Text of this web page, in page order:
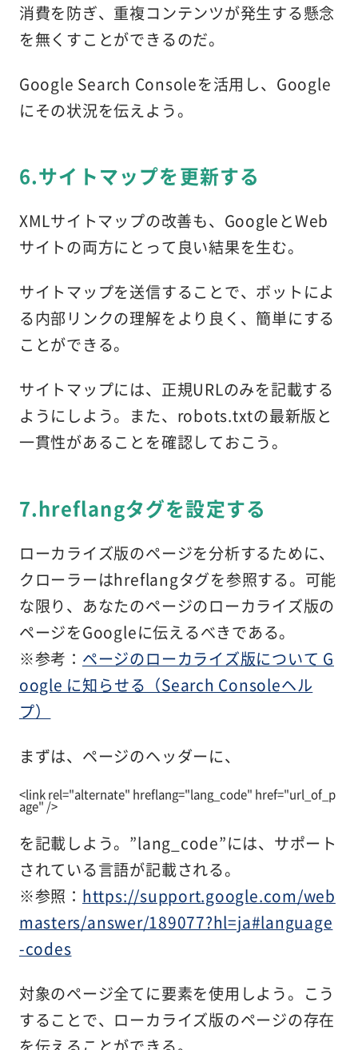
消費を防ぎ、重複コンテンツが発生する懸念
を無くすことができるのだ。
Google Search Consoleを活用し、Google
にその状況を伝えよう。
6.サイトマップを更新する
XMLサイトマップの改善も、GoogleとWeb
サイトの両方にとって良い結果を生む。
サイトマップを送信することで、ボットによ
る内部リンクの理解をより良く、簡単にする
ことができる。
サイトマップには、正規URLのみを記載する
ようにしよう。また、robots.txtの最新版と
一貫性があることを確認しておこう。
7.hreflangタグを設定する
ローカライズ版のページを分析するために、
クローラーはhreflangタグを参照する。可能
な限り、あなたのページのローカライズ版の
ページをGoogleに伝えるべきである。
※参考： ページのローカライズ版について G
oogle に知らせる（Search Consoleヘル
プ）
まずは、ページのヘッダーに、
<link rel="alternate" hreflang="lang_code" href="url_of_p
age" />
を記載しよう。”lang_code”には、サポート
されている言語が記載される。
※参照： https://support.google.com/web
masters/answer/189077?hl=ja#language
-codes
対象のページ全てに要素を使用しよう。こう
することで、ローカライズ版のページの存在